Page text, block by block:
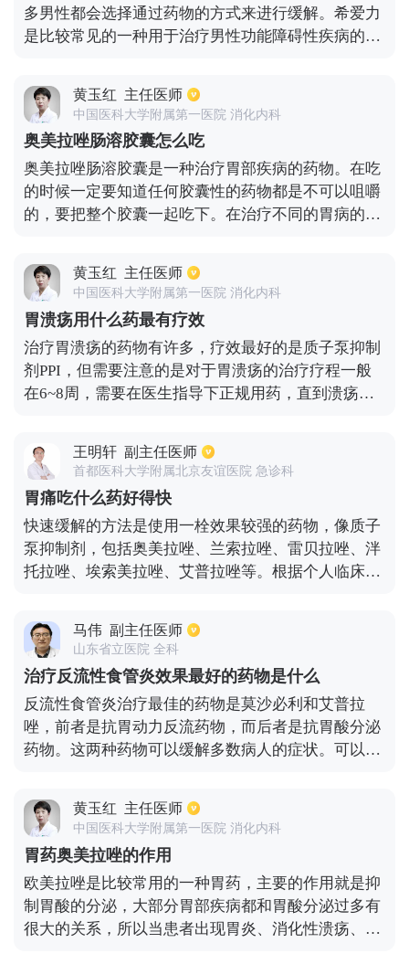
他达拉非片可以在10分钟内见效，大多数男性在25分
钟内服用。外，他达拉非片剂的绝大多数使用者可以
高脂饮食和饮酒的影响，对糖尿病患者也有效，且安
全可靠，耐受性较好。
多男性都会选择通过药物的方式来进行缓解。希爱力
是比较常见的一种用于治疗男性功能障碍性疾病的药
药物的包装一般是每盒28片，价格上也有着一定的差
异，大概是800或者是900块钱左右。服用该药物时一
定要按照正确的剂量，一天只能吃一片，同时还可能
会出现一些副作用，比如说消化不良和头疼等等，还
有少许男性会出现结膜充血和粘连肿胀的副作用，不
过一般停止服用药物就会有明显改善。
黄玉红 主任医师
中国医科大学附属第一医院 消化内科
奥美拉唑肠溶胶囊怎么吃
奥美拉唑肠溶胶囊是一种治疗胃部疾病的药物。在吃
的时候一定要知道任何胶囊性的药物都是不可以咀嚼
的，要把整个胶囊一起吃下。在治疗不同的胃病的时
己的病情来服用药物。比如患者是胃溃疡，一般的情
况下是一次吃一粒，一天不能超过两次食用，最好就
是早晚各吃一粒。胃溃疡的情况一般吃药要连续吃一
到两个月，十二指肠溃疡食用这个药物一般的情况时
半个月到一个月期间。如果患者为反流性食管炎情况
就比较严重，药物食用的药量也会增加，一般为2粒
左右，一天一次一到两粒，治疗的时间也会较长。
黄玉红 主任医师
中国医科大学附属第一医院 消化内科
胃溃疡用什么药最有疗效
治疗胃溃疡的药物有许多，疗效最好的是质子泵抑制
剂PPI，但需要注意的是对于胃溃疡的治疗疗程一般
在6~8周，需要在医生指导下正规用药，直到溃疡愈
使用抑酸药或黏膜保护剂，如铋剂，如果合并有幽门
螺杆菌感染，使用4联疗法来根除幽门螺杆菌HP。
王明轩 副主任医师
首都医科大学附属北京友谊医院 急诊科
胃痛吃什么药好得快
快速缓解的方法是使用一栓效果较强的药物，像质子
泵抑制剂，包括奥美拉唑、兰索拉唑、雷贝拉唑、泮
托拉唑、埃索美拉唑、艾普拉唑等。根据个人临床经
必要时还可与胃粘膜保护剂结合，采用的是铋剂，包
括枸橼酸铋钾，胶体果胶铋，胃铋镁等。如果服用上
述药物后胃痛症状没有缓解，要注意警惕腹腔其他脏
器的病变，常见阑尾炎、胰腺炎、胆囊炎、泌尿系结
石和妇科疾病等。比较罕见的是心肌梗死引起的胃
痛，需要完善心电图检查协助诊断。
马伟 副主任医师
山东省立医院 全科
治疗反流性食管炎效果最好的药物是什么
反流性食管炎治疗最佳的药物是莫沙必利和艾普拉
唑，前者是抗胃动力反流药物，而后者是抗胃酸分泌
药物。这两种药物可以缓解多数病人的症状。可以使
后烧灼感（烧心）、反流和胸痛。所以患者一定要注
意饮食，不要吃太油腻的食物和太甜、太咸都有可能
导致这种疾病。
黄玉红 主任医师
中国医科大学附属第一医院 消化内科
胃药奥美拉唑的作用
欧美拉唑是比较常用的一种胃药，主要的作用就是抑
制胃酸的分泌，大部分胃部疾病都和胃酸分泌过多有
很大的关系，所以当患者出现胃炎、消化性溃疡、胃